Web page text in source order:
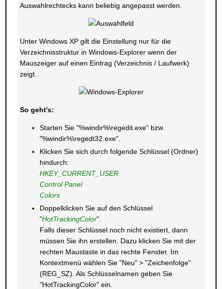
Auswahlrechtecks kann beliebig angepasst werden.
Unter Windows XP gilt die Einstellung nur für die
Verzeichnisstruktur in Windows-Explorer wenn der
Mauszeiger auf einen Eintrag (Verzeichnis / Laufwerk)
zeigt.
So geht's:
Starten Sie "%windir%\regedit.exe" bzw.
"%windir%\regedt32.exe".
Klicken Sie sich durch folgende Schlüssel (Ordner)
hindurch:
HKEY_CURRENT_USER
Control Panel
Colors
Doppelklicken Sie auf den Schlüssel
"HotTrackingColor".
Falls dieser Schlüssel noch nicht existiert, dann
müssen Sie ihn erstellen. Dazu klicken Sie mit der
rechten Maustaste in das rechte Fenster. Im
Kontextmenü wählen Sie "Neu" > "Zeichenfolge"
(REG_SZ). Als Schlüsselnamen geben Sie
"HotTrackingColor" ein.